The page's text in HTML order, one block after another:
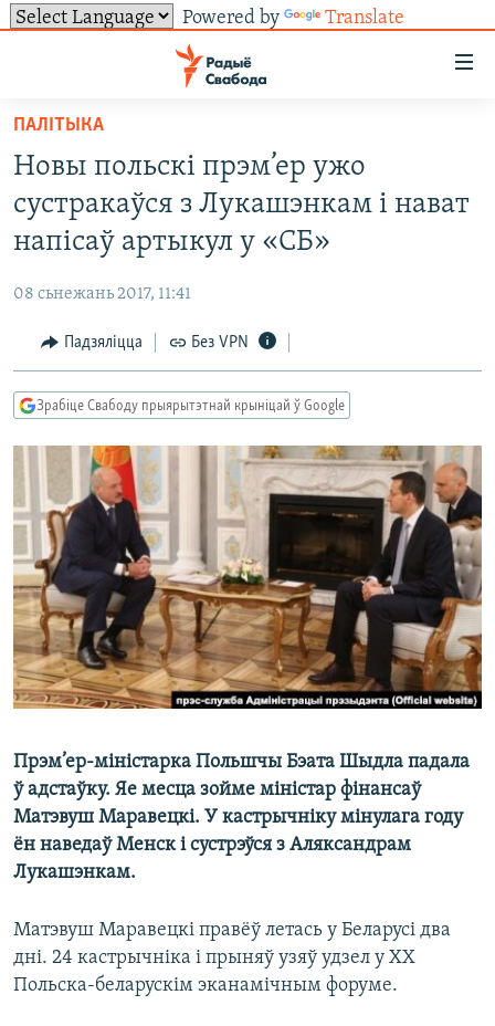
Powered by Translate
ўнівэрсальнага
доступу
Перайсьці
да
галоўнага
зьместу
да
навігацыі
Перайсьці
да
ВІДЭА І ФОТА
ЭКАНОМІКА
ПАЛІТВЯЗЬНІ
КУЛЬТУРА
КАЛЯНДАР
ТЭСТЫ
ГІСТОРЫЯ НА СВАБОДЗЕ
ПАДКАСТЫ
PREMIUM
МОВА
НА ХВАЛЯХ СВАБОДЫ
СУВЯЗЬ
ПАДЗЯЛІЦЦА ІНФАРМАЦЫЯЙ
ПАДКАСТЫ
Усе сайты РС/РСЭ
ПАЛІТЫКА
Новы польскі прэм’ер ужо
сустракаўся з Лукашэнкам і нават
напісаў артыкул у «СБ»
08 сьнежань 2017, 11:41
Падзяліцца Без VPN
Зрабіце Свабоду прыярытэтнай крыніцай ў Google
Прэм’ер-міністарка Польшчы Бэата Шыдла падала
ў адстаўку. Яе месца зойме міністар фінансаў
Матэвуш Маравецкі. У кастрычніку мінулага году
ён наведаў Менск і сустрэўся з Аляксандрам
Лукашэнкам.
Матэвуш Маравецкі правёў летась у Беларусі два
дні. 24 кастрычніка і прыняў узяў удзел у XX
Польска-беларускім эканамічным форуме.